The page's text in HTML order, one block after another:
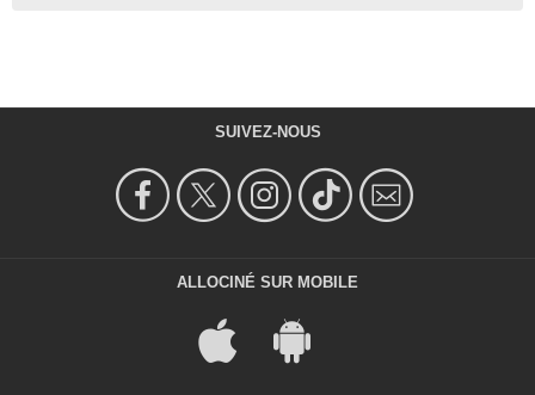
SUIVEZ-NOUS
ALLOCINÉ SUR MOBILE